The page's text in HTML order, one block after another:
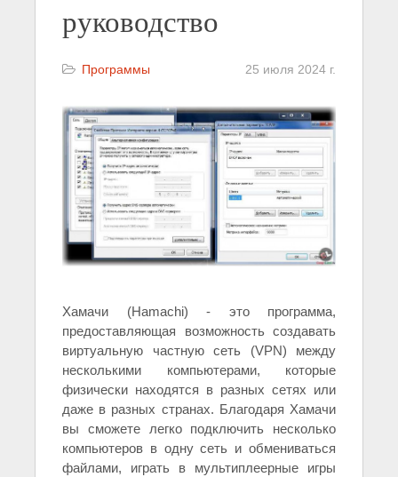
руководство
Программы 25 июля 2024 г.
Хамачи (Hamachi) - это программа,
предоставляющая возможность создавать
виртуальную частную сеть (VPN) между
несколькими компьютерами, которые
физически находятся в разных сетях или
даже в разных странах. Благодаря Хамачи
вы сможете легко подключить несколько
компьютеров в одну сеть и обмениваться
файлами, играть в мультиплеерные игры